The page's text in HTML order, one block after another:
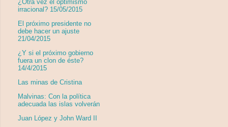
¿Otra vez el optimismo
irracional? 15/05/2015
El próximo presidente no
debe hacer un ajuste
21/04/2015
¿Y si el próximo gobierno
fuera un clon de éste?
14/4/2015
Las minas de Cristina
Malvinas: Con la política
adecuada las islas volverán
Juan López y John Ward II